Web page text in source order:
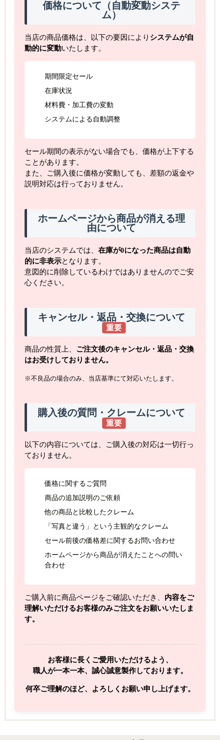
価格について（自動変動システ
ム）
当店の商品価格は、以下の要因により システムが自
動的に変動いたします。
期間限定セール
在庫状況
材料費・加工費の変動
システムによる自動調整
セール期間の表示がない場合でも、価格が上下する
ことがあります。
また、ご購入後に価格が変動しても、差額の返金や
説明対応は行っておりません。
ホームページから商品が消える理
由について
当店のシステムでは、 在庫が0になった商品は自動
的に非表示となります。
意図的に削除しているわけではありませんのでご安
心ください。
キャンセル・返品・交換について
重要
商品の性質上、 ご注文後のキャンセル・返品・交換
はお受けしておりません。
※不良品の場合のみ、当店基準にて対応いたします。
購入後の質問・クレームについて
重要
以下の内容については、ご購入後の対応は一切行っ
ておりません。
価格に関するご質問
商品の追加説明のご依頼
他の商品と比較したクレーム
「写真と違う」という主観的なクレーム
セール前後の価格差に関するお問い合わせ
ホームページから商品が消えたことへの問い
合わせ
ご購入前に商品ページをご確認いただき、 内容をご
理解いただけるお客様のみご注文をお願いいたしま
す。
お客様に長くご愛用いただけるよう、
職人が一本一本、誠心誠意製作しております。
何卒ご理解のほど、よろしくお願い申し上げます。